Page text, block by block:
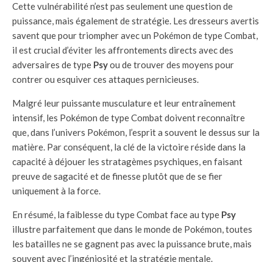
Cette vulnérabilité n’est pas seulement une question de
puissance, mais également de stratégie. Les dresseurs avertis
savent que pour triompher avec un Pokémon de type Combat,
il est crucial d’éviter les affrontements directs avec des
adversaires de type Psyou de trouver des moyens pour
contrer ou esquiver ces attaques pernicieuses.
Malgré leur puissante musculature et leur entraînement
intensif, les Pokémon de type Combat doivent reconnaître
que, dans l’univers Pokémon, l’esprit a souvent le dessus sur la
matière. Par conséquent, la clé de la victoire réside dans la
capacité à déjouer les stratagèmes psychiques, en faisant
preuve de sagacité et de finesse plutôt que de se fier
uniquement à la force.
En résumé, la faiblesse du type Combat face au type Psy
illustre parfaitement que dans le monde de Pokémon, toutes
les batailles ne se gagnent pas avec la puissance brute, mais
souvent avec l’ingéniosité et la stratégie mentale.